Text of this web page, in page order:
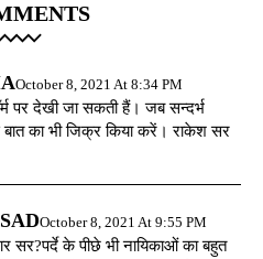
October 8, 2021 At 8:34 PM
पर देखी जा सकती हैं। जब सन्दर्भ
का भी जिक्र किया करें। राकेश सर
October 8, 2021 At 9:55 PM
सर?पर्दे के पीछे भी नायिकाओं का बहुत